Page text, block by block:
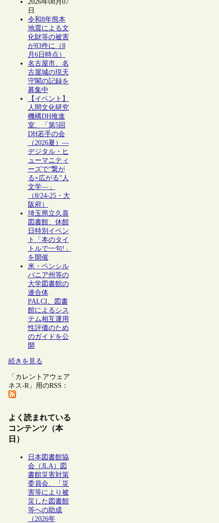
2026年08月07
日
令和8年熊本
地震による文
化財等の被害
が83件に（8
月6日時点）
名古屋市、名
古屋城の現天
守閣の記録を
募集中
【イベント】
人間文化研究
機構DH推進
室、「第5回
DH若手の会
（2026夏）―
デジタル・ヒ
ューマニティ
ーズで“繋が
る×広がる”人
文学―」
（8/24-25・大
阪府）
埼玉県立久喜
図書館、休館
日特別イベン
ト「本のタイ
トルで一句!」
を開催
米・ペンシル
バニア州等の
大学図書館の
連合体
PALCI、図書
館によるシス
テム相互運用
性評価のため
のガイドを公
開
続きを見る
「カレントアウェア
ネス-R」用のRSS：
よく読まれている
コンテンツ（本
日）
日本図書館協
会（JLA）図
書館災害対策
委員会、「災
害等により被
災した図書館
等への助成
（2026年